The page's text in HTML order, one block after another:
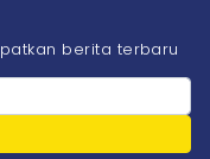
berita terbaru